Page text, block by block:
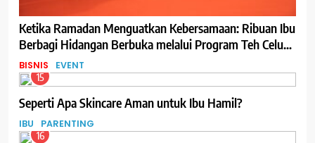
Ketika Ramadan Menguatkan Kebersamaan: Ribuan Ibu
Berbagi Hidangan Berbuka melalui Program Teh Celup
Sosro
BISNIS EVENT
15
Seperti Apa Skincare Aman untuk Ibu Hamil?
IBU PARENTING
16